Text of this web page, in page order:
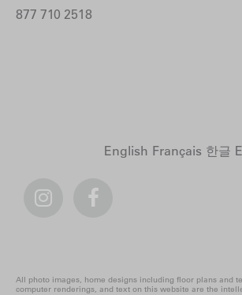
877 710 2518
English Français 한글
All photo images, home designs including floor plans and
computer renderings, and text on this website are the